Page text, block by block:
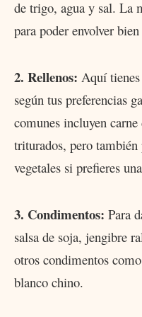
de trigo, agua y sal. La
para poder envolver
2. Rellenos: Aquí
según tus preferencias
comunes incluyen
triturados, pero
vegetales si prefieres
3. Condimentos: Para
salsa de soja, jengibre
otros condimentos
blanco chino.